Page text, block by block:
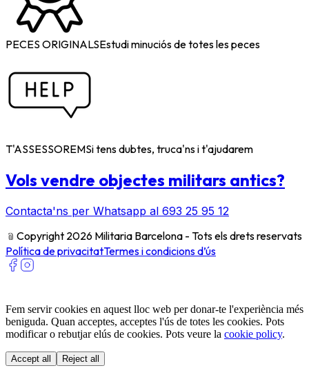
PECES ORIGINALSEstudi minuciós de totes les peces
T'ASSESSOREMSi tens dubtes, truca'ns i t'ajudarem
Vols vendre objectes militars antics?
Contacta'ns per Whatsapp al 693 25 95 12
﹫ Copyright 2026 Militaria Barcelona - Tots els drets reservats
Política de privacitatTermes i condicions d’ús
Fem servir cookies en aquest lloc web per donar-te l'experiència més
beniguda. Quan acceptes, acceptes l'ús de totes les cookies. Pots
modificar o rebutjar elús de cookies. Pots veure la cookie policy.
Accept all Reject all